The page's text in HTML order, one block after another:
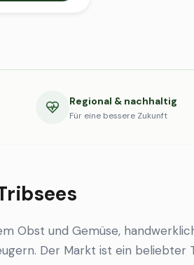
Regional & nachhaltig
Für eine bessere Zukunft
Obst und Gemüse,
Der Markt ist ein beliebter